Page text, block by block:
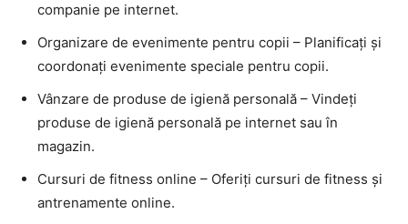
companie pe internet.
Organizare de evenimente pentru copii – Planificați și
coordonați evenimente speciale pentru copii.
Vânzare de produse de igienă personală – Vindeți
produse de igienă personală pe internet sau în
magazin.
Cursuri de fitness online – Oferiți cursuri de fitness și
antrenamente online.